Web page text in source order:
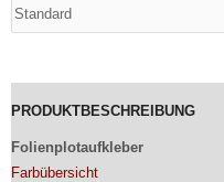
PRODUKTBESCHREIBUNG
Folienplotaufkleber
Farbübersicht